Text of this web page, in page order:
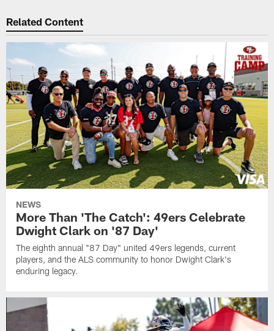
Related Content
NEWS
More Than 'The Catch': 49ers Celebrate
Dwight Clark on '87 Day'
The eighth annual "87 Day" united 49ers legends, current
players, and the ALS community to honor Dwight Clark's
enduring legacy.